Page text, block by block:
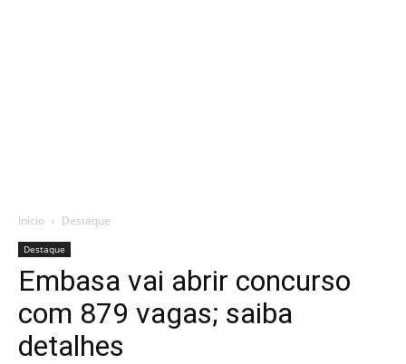
Início Destaque
Destaque
Embasa vai abrir concurso
com 879 vagas; saiba
detalhes